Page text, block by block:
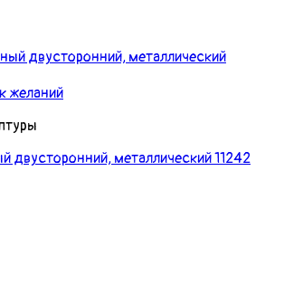
желаний
двусторонний, металлический 11242